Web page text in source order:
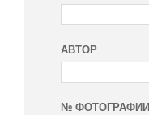
АВТОР
№ ФОТОГРАФИИ